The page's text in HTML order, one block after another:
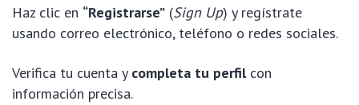
Haz clic en “Registrarse” (Sign Up) y regístrate
usando correo electrónico, teléfono o redes sociales.
Verifica tu cuenta y completa tu perfilcon
información precisa.